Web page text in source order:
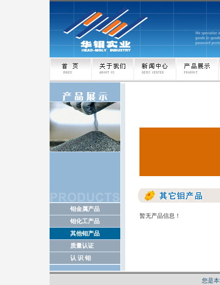
钼金属产品
钼化工产品
其他钼产品
质量认证
认 识 钼
暂无产品信息！
您是